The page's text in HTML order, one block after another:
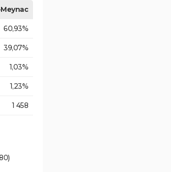
60,93%
39,07%
1,03%
1,23%
1 458